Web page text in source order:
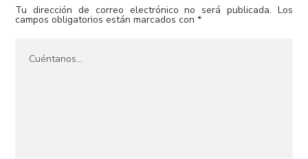
Tu dirección de correo electrónico no será publicada. Los
campos obligatorios están marcados con*